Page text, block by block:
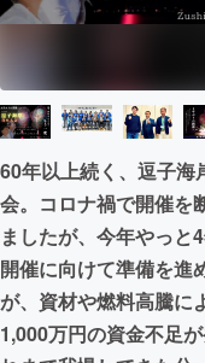
ビジネス
まちづく
CAMPFIREふ
60年以上続く、逗子海
会。コロナ禍で開催を
ましたが、今年やっと
開催に向けて準備を進
が、資材や燃料高騰に
1,000万円の資金不足